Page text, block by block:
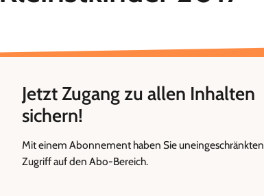
Jetzt Zugang zu allen Inhalten
sichern!
Mit einem Abonnement haben Sie uneingeschränkten
Zugriff auf den Abo-Bereich.